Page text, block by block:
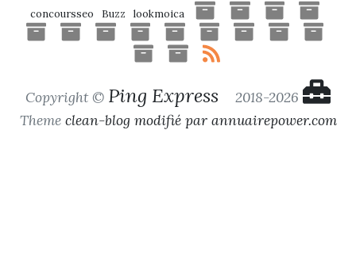
concoursseo
Buzz lookmoica
Copyright © Ping Express
2018-2026
Theme clean-blog modifié par annuairepower.com